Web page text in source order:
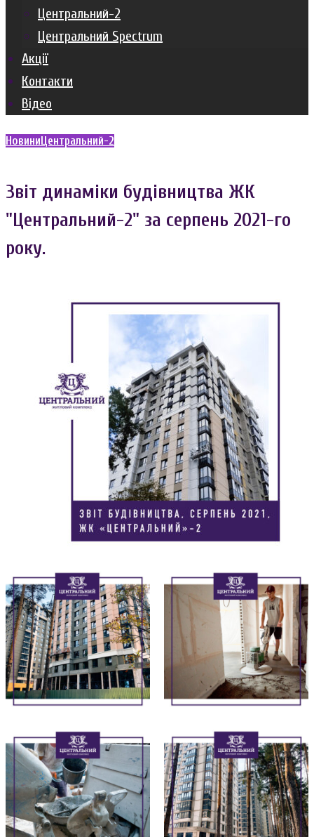
Центральний-2
Центральний Spectrum
Акції
Контакти
Відео
НовиниЦентральний-2
Звіт динаміки будівництва ЖК
"Центральний-2" за серпень 2021-го
року.